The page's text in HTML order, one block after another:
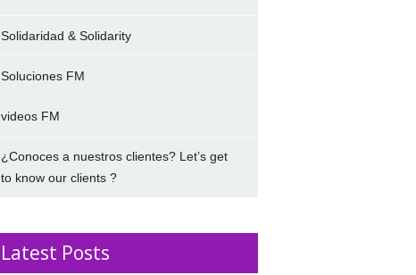
Solidaridad & Solidarity
Soluciones FM
videos FM
¿Conoces a nuestros clientes? Let’s get
to know our clients ?
Latest Posts